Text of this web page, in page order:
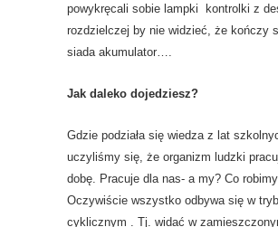
powykręcali sobie lampki kontrolki z
rozdzielczej by nie widzieć, że kończy
siada akumulator….
Jak daleko dojedziesz?
Gdzie podziała się wiedza z lat
uczyliśmy się, że organizm ludzki
dobę. Pracuje dla nas- a my? Co
Oczywiście wszystko odbywa się w
cyklicznym . Tj. widać w